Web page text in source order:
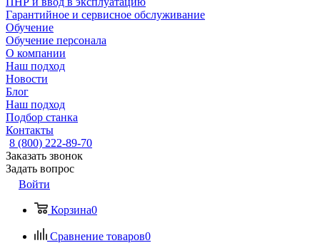
Гарантийное и сервисное обслуживание
Обучение
Обучение персонала
О компании
Наш подход
Новости
Блог
Наш подход
Подбор станка
Контакты
8 (800) 222-89-70
Заказать звонок
Задать вопрос
Войти
Корзина0
Сравнение товаров0